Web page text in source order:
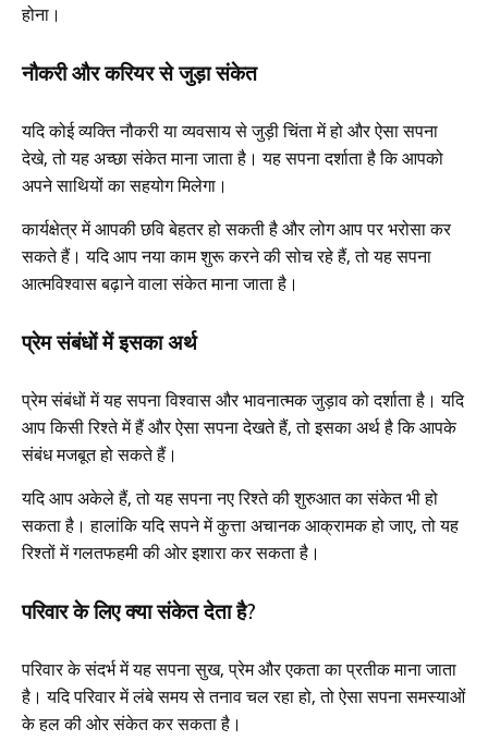
होना।
नौकरी और करियर से जुड़ा संकेत
यदि कोई व्यक्ति नौकरी या व्यवसाय से जुड़ी चिंता में हो और ऐसा सपना
देखे, तो यह अच्छा संकेत माना जाता है। यह सपना दर्शाता है कि आपको
अपने साथियों का सहयोग मिलेगा।
कार्यक्षेत्र में आपकी छवि बेहतर हो सकती है और लोग आप पर भरोसा कर
सकते हैं। यदि आप नया काम शुरू करने की सोच रहे हैं, तो यह सपना
आत्मविश्वास बढ़ाने वाला संकेत माना जाता है।
प्रेम संबंधों में इसका अर्थ
प्रेम संबंधों में यह सपना विश्वास और भावनात्मक जुड़ाव को दर्शाता है। यदि
आप किसी रिश्ते में हैं और ऐसा सपना देखते हैं, तो इसका अर्थ है कि आपके
संबंध मजबूत हो सकते हैं।
यदि आप अकेले हैं, तो यह सपना नए रिश्ते की शुरुआत का संकेत भी हो
सकता है। हालांकि यदि सपने में कुत्ता अचानक आक्रामक हो जाए, तो यह
रिश्तों में गलतफहमी की ओर इशारा कर सकता है।
परिवार के लिए क्या संकेत देता है?
परिवार के संदर्भ में यह सपना सुख, प्रेम और एकता का प्रतीक माना जाता
है। यदि परिवार में लंबे समय से तनाव चल रहा हो, तो ऐसा सपना समस्याओं
के हल की ओर संकेत कर सकता है।